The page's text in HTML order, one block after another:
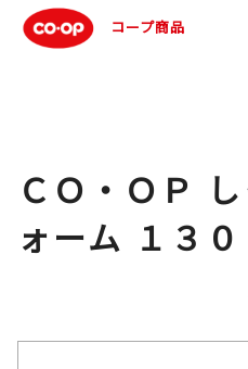
コープ商品
ＣＯ・ＯＰ
ォーム １３０